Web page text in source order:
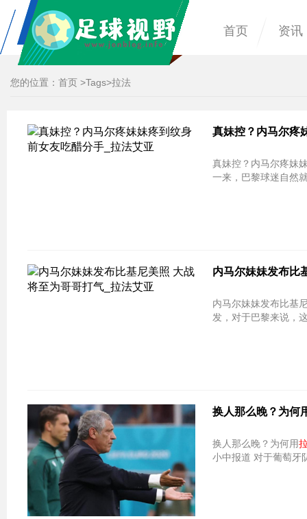
首页 资讯
您的位置： 首页 >Tags>拉法
真妹控？内马尔疼
真妹控？内马尔疼妹
一来，巴黎球迷自然
内马尔妹妹发布比
内马尔妹妹发布比基
发，对于巴黎来说，
换人那么晚？为何
换人那么晚？为何用
小中报道 对于葡萄牙